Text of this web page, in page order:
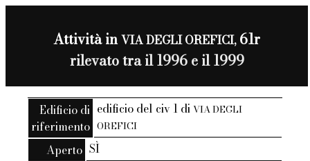
Attività inVIA DEGLI OREFICI,61r
rilevato tra il 1996 e il 1999
Edificio di
riferimento
edificio del civ 1 diVIA DEGLI
OREFICI
Aperto SÌ